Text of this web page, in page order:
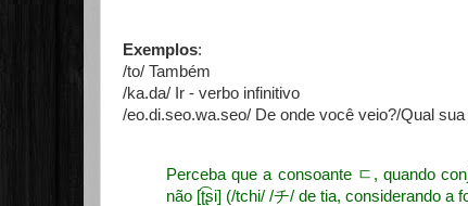
Exemplos:
/to/ Também
/ka.da/ Ir - verbo infinitivo
/eo.di.seo.wa.seo/ De onde você veio?/Qual
Perceba que a consoante ㄷ, quando
não [ʈ͡ʂi] (/tchi/ /チ/ de tia, considerando a